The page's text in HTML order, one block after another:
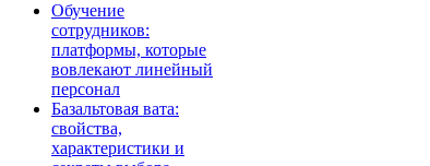
Обучение
сотрудников:
платформы, которые
вовлекают линейный
персонал
Базальтовая вата:
свойства,
характеристики и